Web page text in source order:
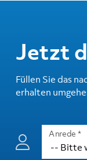
Jetzt
Füllen Sie das
erhalten
Anrede *